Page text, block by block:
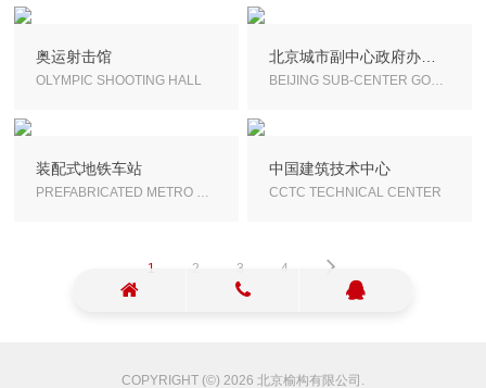
奥运射击馆
OLYMPIC SHOOTING HALL
装配式地铁车站
PREFABRICATED METRO STATION
中国建筑技术中心
CCTC TECHNICAL CENTER
1 2 3 4
COPYRIGHT (©) 2026 北京榆构有限公司.